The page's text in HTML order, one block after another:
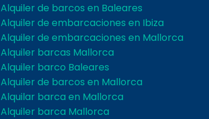
Alquiler de barcos en Baleares
Alquiler de embarcaciones en Ibiza
Alquiler de embarcaciones en Mallorca
Alquiler barcas Mallorca
Alquiler barco Baleares
Alquiler de barcos en Mallorca
Alquilar barca en Mallorca
Alquiler barca Mallorca